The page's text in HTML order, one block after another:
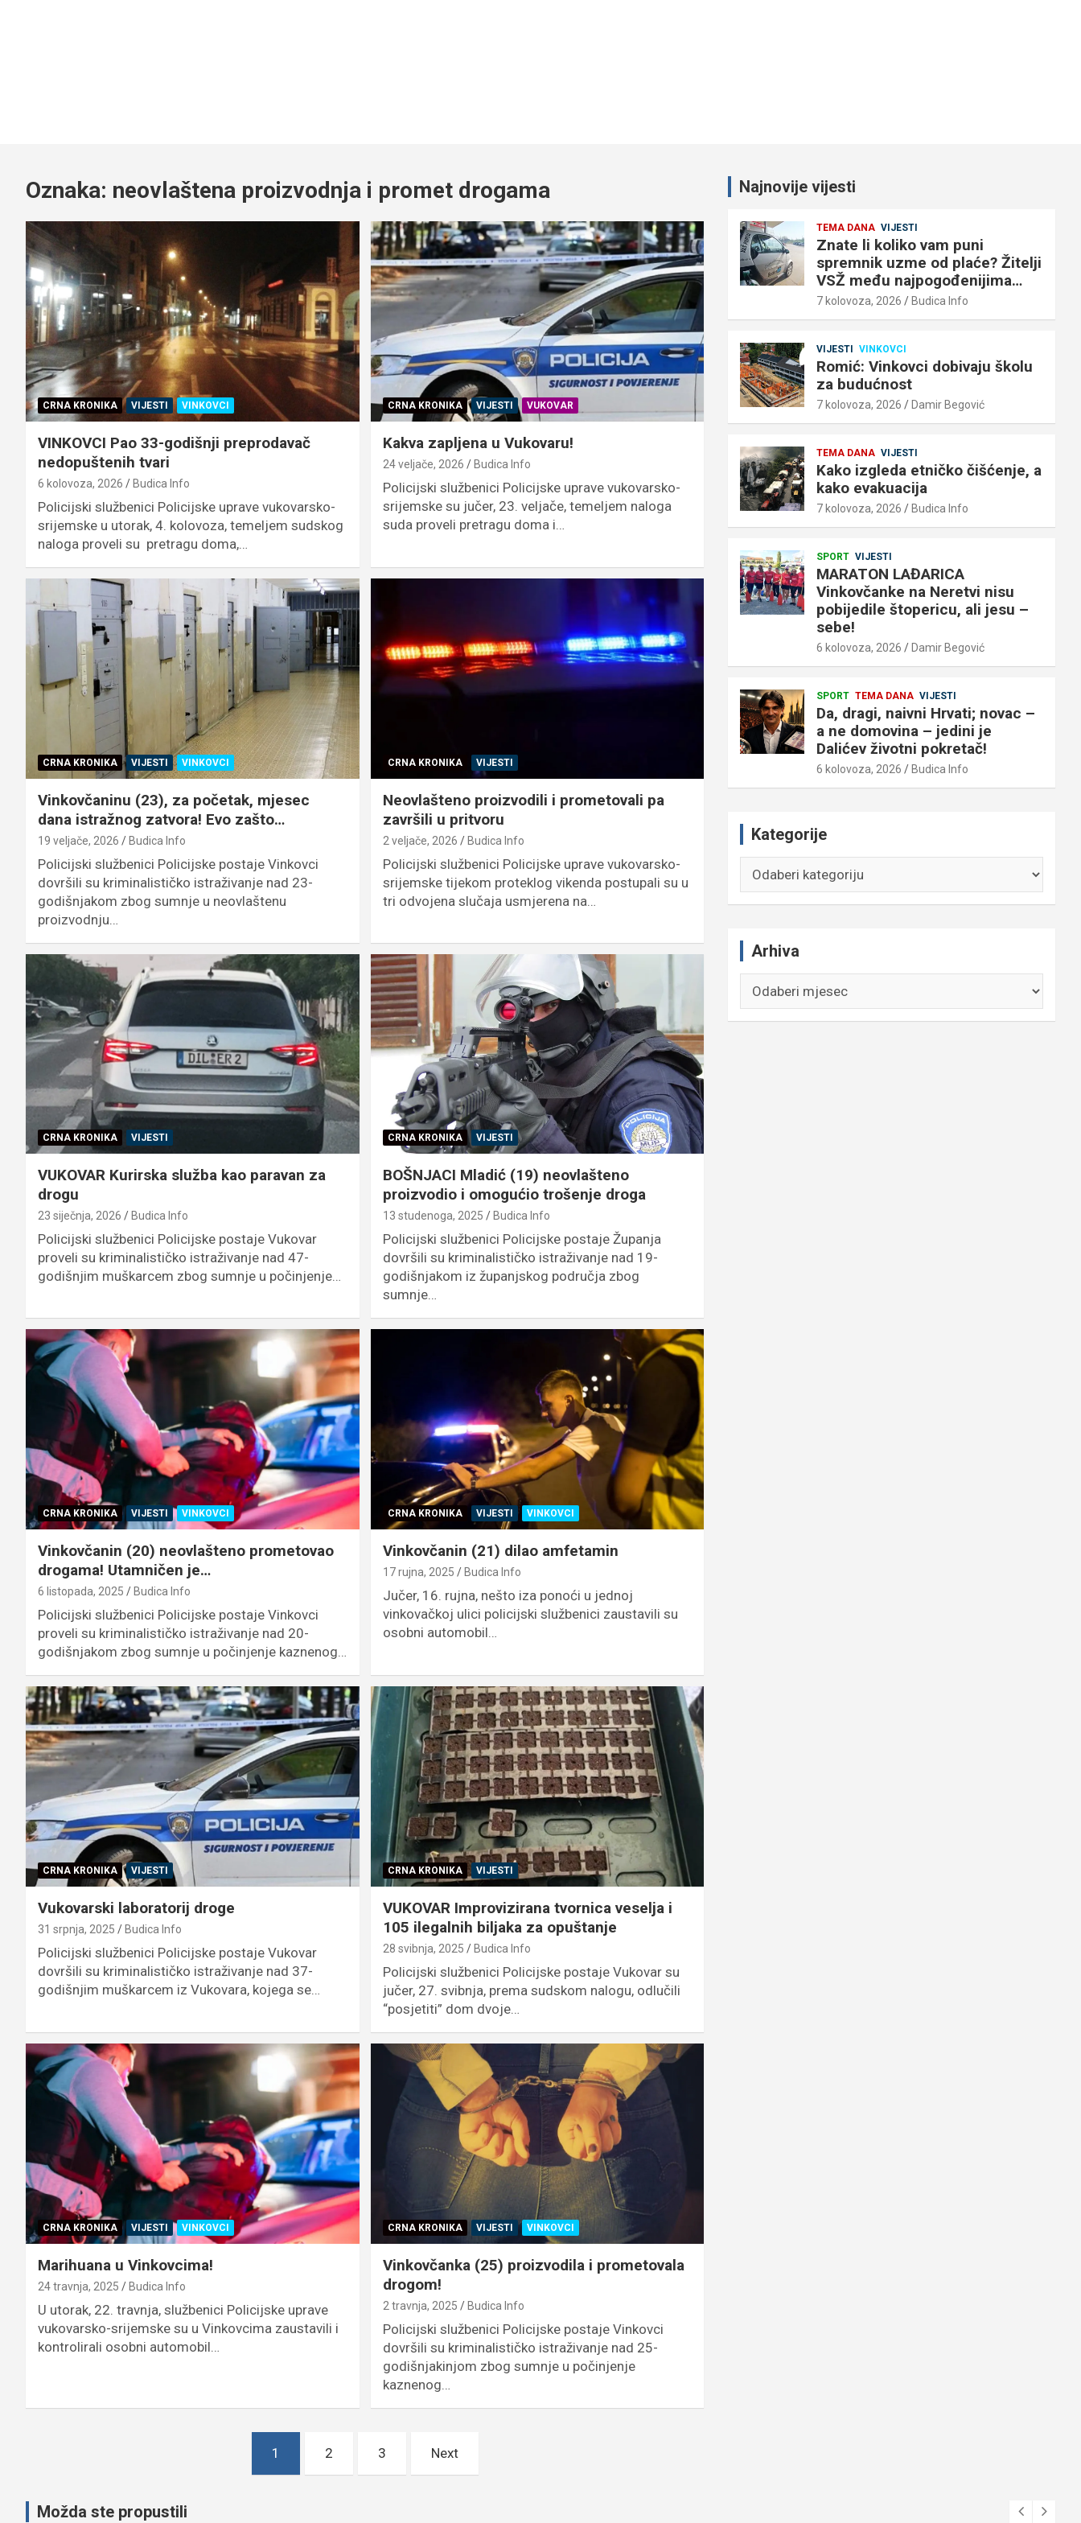
Oznaka: neovlaštena proizvodnja i promet drogama
CRNA KRONIKA VIJESTI VINKOVCI
VINKOVCI Pao 33-godišnji preprodavač
nedopuštenih tvari
6 kolovoza, 2026 Budica Info
Policijski službenici Policijske uprave vukovarsko-
srijemske u utorak, 4. kolovoza, temeljem sudskog
naloga proveli su pretragu doma,…
CRNA KRONIKA VIJESTI VUKOVAR
Kakva zapljena u Vukovaru!
24 veljače, 2026 Budica Info
Policijski službenici Policijske uprave vukovarsko-
srijemske su jučer, 23. veljače, temeljem naloga
suda proveli pretragu doma i…
CRNA KRONIKA VIJESTI VINKOVCI
Vinkovčaninu (23), za početak, mjesec
dana istražnog zatvora! Evo zašto…
19 veljače, 2026 Budica Info
Policijski službenici Policijske postaje Vinkovci
dovršili su kriminalističko istraživanje nad 23-
godišnjakom zbog sumnje u neovlaštenu
proizvodnju…
CRNA KRONIKA VIJESTI
Neovlašteno proizvodili i prometovali pa
završili u pritvoru
2 veljače, 2026 Budica Info
Policijski službenici Policijske uprave vukovarsko-
srijemske tijekom proteklog vikenda postupali su u
tri odvojena slučaja usmjerena na…
CRNA KRONIKA VIJESTI
VUKOVAR Kurirska služba kao paravan za
drogu
23 siječnja, 2026 Budica Info
Policijski službenici Policijske postaje Vukovar
proveli su kriminalističko istraživanje nad 47-
godišnjim muškarcem zbog sumnje u počinjenje…
CRNA KRONIKA VIJESTI
BOŠNJACI Mladić (19) neovlašteno
proizvodio i omogućio trošenje droga
13 studenoga, 2025 Budica Info
Policijski službenici Policijske postaje Županja
dovršili su kriminalističko istraživanje nad 19-
godišnjakom iz županjskog područja zbog
sumnje…
CRNA KRONIKA VIJESTI VINKOVCI
Vinkovčanin (20) neovlašteno prometovao
drogama! Utamničen je…
6 listopada, 2025 Budica Info
Policijski službenici Policijske postaje Vinkovci
proveli su kriminalističko istraživanje nad 20-
godišnjakom zbog sumnje u počinjenje kaznenog…
CRNA KRONIKA VIJESTI VINKOVCI
Vinkovčanin (21) dilao amfetamin
17 rujna, 2025 Budica Info
Jučer, 16. rujna, nešto iza ponoći u jednoj
vinkovačkoj ulici policijski službenici zaustavili su
osobni automobil…
CRNA KRONIKA VIJESTI
Vukovarski laboratorij droge
31 srpnja, 2025 Budica Info
Policijski službenici Policijske postaje Vukovar
dovršili su kriminalističko istraživanje nad 37-
godišnjim muškarcem iz Vukovara, kojega se…
CRNA KRONIKA VIJESTI
VUKOVAR Improvizirana tvornica veselja i
105 ilegalnih biljaka za opuštanje
28 svibnja, 2025 Budica Info
Policijski službenici Policijske postaje Vukovar su
jučer, 27. svibnja, prema sudskom nalogu, odlučili
“posjetiti” dom dvoje…
CRNA KRONIKA VIJESTI VINKOVCI
Marihuana u Vinkovcima!
24 travnja, 2025 Budica Info
U utorak, 22. travnja, službenici Policijske uprave
vukovarsko-srijemske su u Vinkovcima zaustavili i
kontrolirali osobni automobil…
CRNA KRONIKA VIJESTI VINKOVCI
Vinkovčanka (25) proizvodila i prometovala
drogom!
2 travnja, 2025 Budica Info
Policijski službenici Policijske postaje Vinkovci
dovršili su kriminalističko istraživanje nad 25-
godišnjakinjom zbog sumnje u počinjenje
kaznenog…
objava
1 2 3 Next
Najnovije vijesti
TEMA DANA VIJESTI
Znate li koliko vam puni
spremnik uzme od plaće? Žitelji
VSŽ među najpogođenijima…
7 kolovoza, 2026 Budica Info
VIJESTI VINKOVCI
Romić: Vinkovci dobivaju školu
za budućnost
7 kolovoza, 2026 Damir Begović
TEMA DANA VIJESTI
Kako izgleda etničko čišćenje, a
kako evakuacija
7 kolovoza, 2026 Budica Info
SPORT VIJESTI
MARATON LAĐARICA
Vinkovčanke na Neretvi nisu
pobijedile štopericu, ali jesu –
sebe!
6 kolovoza, 2026 Damir Begović
SPORT TEMA DANA VIJESTI
Da, dragi, naivni Hrvati; novac –
a ne domovina – jedini je
Dalićev životni pokretač!
6 kolovoza, 2026 Budica Info
Kategorije
Arhiva
Možda ste propustili